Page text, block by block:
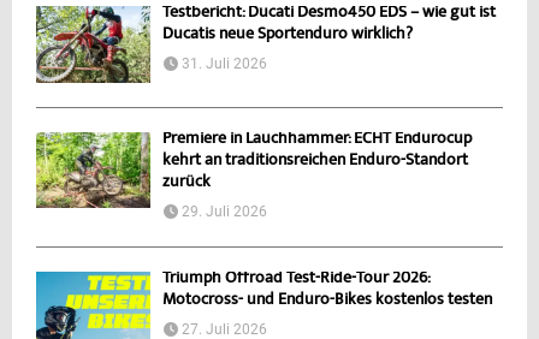
Testbericht: Ducati Desmo450 EDS – wie gut ist
Ducatis neue Sportenduro wirklich?
31. Juli 2026
Premiere in Lauchhammer: ECHT Endurocup
kehrt an traditionsreichen Enduro-Standort
zurück
29. Juli 2026
Triumph Offroad Test-Ride-Tour 2026:
Motocross- und Enduro-Bikes kostenlos testen
27. Juli 2026